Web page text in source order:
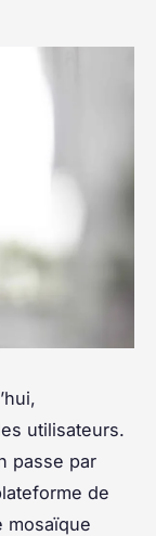
utilisateurs.
passe par
de
mosaïque